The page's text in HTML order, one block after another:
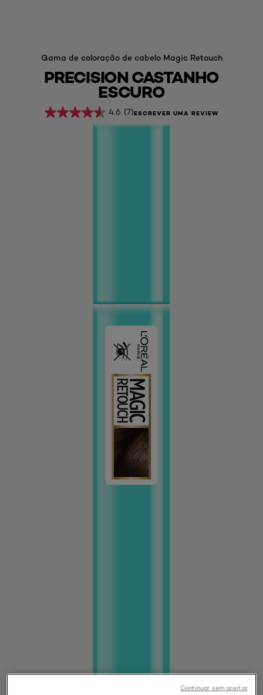
Gama de coloração de cabelo Magic Retouch
PRECISION CASTANHO
ESCURO
4.6 (7)ESCREVER UMA REVIEW
Continuar sem aceitar